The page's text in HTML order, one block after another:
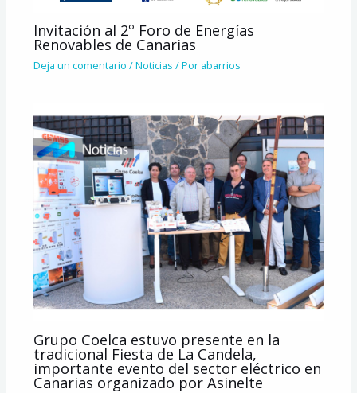
Invitación al 2º Foro de Energías
Renovables de Canarias
Deja un comentario /Noticias / Por abarrios
Grupo Coelca estuvo presente en la
tradicional Fiesta de La Candela,
importante evento del sector eléctrico en
Canarias organizado por Asinelte